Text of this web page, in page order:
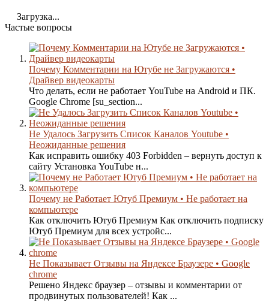
Загрузка...
Частые вопросы
Почему Комментарии на Ютубе не Загружаются •
Драйвер видеокарты
Что делать, если не работает YouTube на Android и ПК.
Google Chrome [su_section...
Не Удалось Загрузить Список Каналов Youtube •
Неожиданные решения
Как исправить ошибку 403 Forbidden – вернуть доступ к
сайту Установка YouTube н...
Почему не Работает Ютуб Премиум • Не работает на
компьютере
Как отключить Ютуб Премиум Как отключить подписку
Ютуб Премиум для всех устройс...
Не Показывает Отзывы на Яндексе Браузере • Google
chrome
Решено Яндекс браузер – отзывы и комментарии от
продвинутых пользователей! Как ...